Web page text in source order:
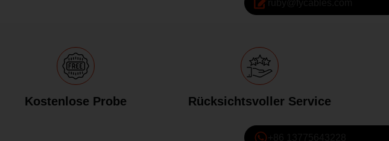
Kostenlose Probe Rücksichtsvoller Service